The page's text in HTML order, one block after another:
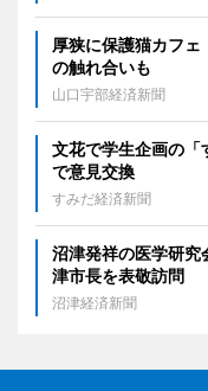
厚狭に保護猫カフ
の触れ合いも
山口宇部経済新聞
文花で学生企画の
で意見交換
すみだ経済新聞
沼津発祥の医学研
津市長を表敬訪問
沼津経済新聞